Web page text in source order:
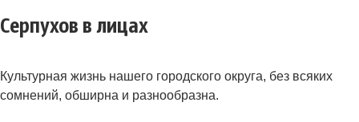
Серпухов в лицах
Культурная жизнь нашего городского округа, без всяких
сомнений, обширна и разнообразна.